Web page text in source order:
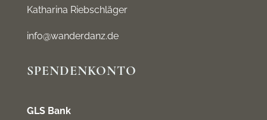
Katharina Riebschläger
info@wanderdanz.de
SPENDENKONTO
GLS Bank